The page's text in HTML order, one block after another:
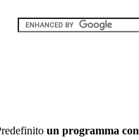
un programma